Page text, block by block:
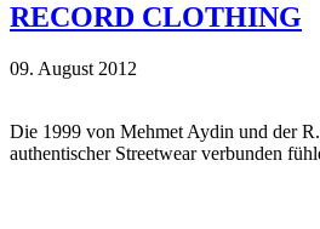
RECORD CLOTHING
09. August 2012
Die 1999 von Mehmet Aydin und der
authentischer Streetwear verbunden